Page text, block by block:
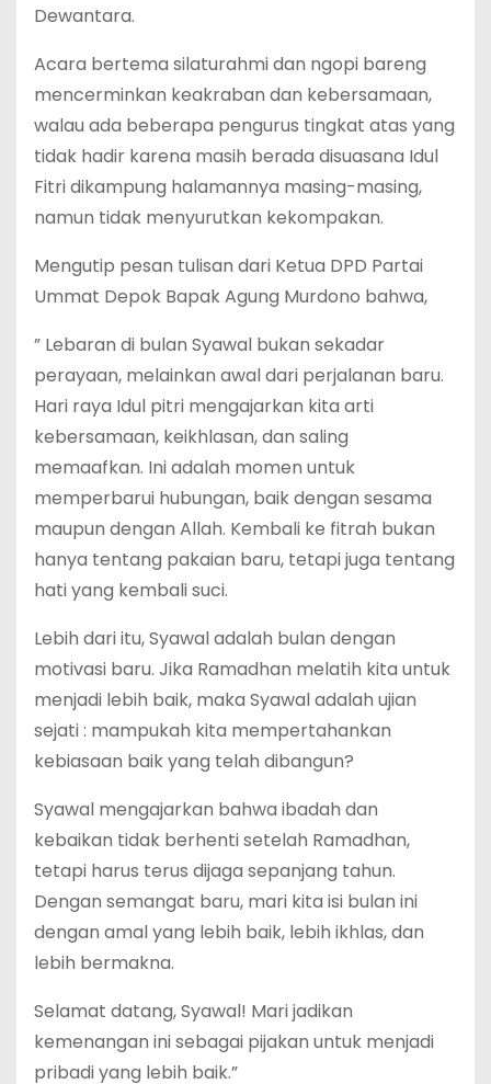
Dewantara.
Acara bertema silaturahmi dan ngopi bareng
mencerminkan keakraban dan kebersamaan,
walau ada beberapa pengurus tingkat atas yang
tidak hadir karena masih berada disuasana Idul
Fitri dikampung halamannya masing-masing,
namun tidak menyurutkan kekompakan.
Mengutip pesan tulisan dari Ketua DPD Partai
Ummat Depok Bapak Agung Murdono bahwa,
” Lebaran di bulan Syawal bukan sekadar
perayaan, melainkan awal dari perjalanan baru.
Hari raya Idul pitri mengajarkan kita arti
kebersamaan, keikhlasan, dan saling
memaafkan. Ini adalah momen untuk
memperbarui hubungan, baik dengan sesama
maupun dengan Allah. Kembali ke fitrah bukan
hanya tentang pakaian baru, tetapi juga tentang
hati yang kembali suci.
Lebih dari itu, Syawal adalah bulan dengan
motivasi baru. Jika Ramadhan melatih kita untuk
menjadi lebih baik, maka Syawal adalah ujian
sejati : mampukah kita mempertahankan
kebiasaan baik yang telah dibangun?
Syawal mengajarkan bahwa ibadah dan
kebaikan tidak berhenti setelah Ramadhan,
tetapi harus terus dijaga sepanjang tahun.
Dengan semangat baru, mari kita isi bulan ini
dengan amal yang lebih baik, lebih ikhlas, dan
lebih bermakna.
Selamat datang, Syawal! Mari jadikan
kemenangan ini sebagai pijakan untuk menjadi
pribadi yang lebih baik.”